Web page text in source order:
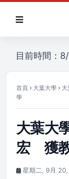
目前時間：
首頁 大葉大學
學
大葉大
宏 獲
星期二, 9月